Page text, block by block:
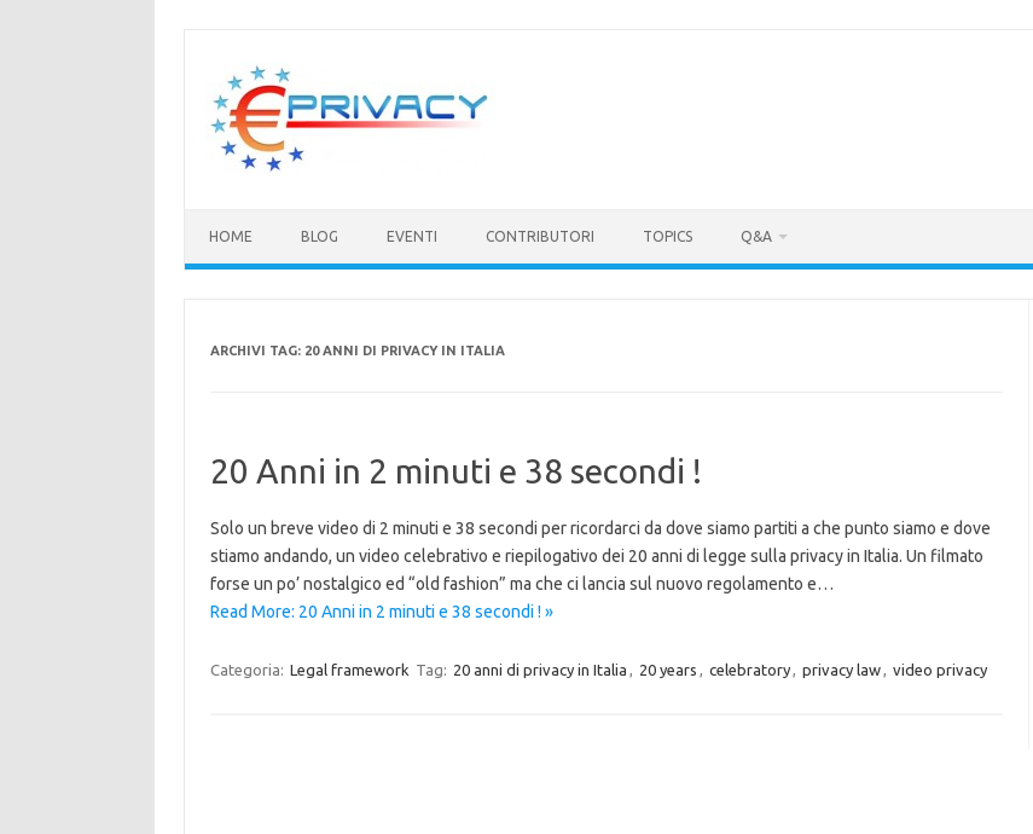
contenuto
HOME BLOG EVENTI CONTRIBUTORI TOPICS Q&A
ARCHIVI TAG: 20 ANNI DI PRIVACY IN ITALIA
20 Anni in 2 minuti e 38 secondi !
Solo un breve video di 2 minuti e 38 secondi per ricordarci da dove siamo partiti a che punto siamo e dove
stiamo andando, un video celebrativo e riepilogativo dei 20 anni di legge sulla privacy in Italia. Un filmato
forse un po’ nostalgico ed “old fashion” ma che ci lancia sul nuovo regolamento e…
Read More: 20 Anni in 2 minuti e 38 secondi ! »
Categoria: Legal framework Tag: 20 anni di privacy in Italia , 20 years , celebratory, privacy law, video privacy